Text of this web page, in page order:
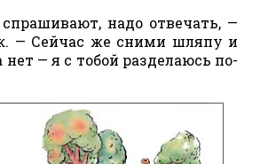
надо отвечать, —
— Сейчас же сними шляпу и
нет — я с тобой разделаюсь по-